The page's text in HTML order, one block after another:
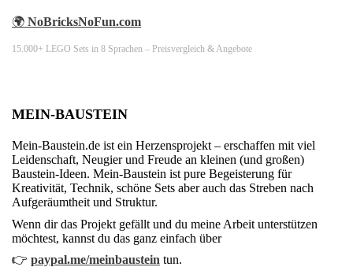
🌍 NoBricksNoFun.com
15.000+ LEGO Sets in 8 Sprachen – Preisvergleich & Angebote
MEIN-BAUSTEIN
Mein-Baustein.de ist ein Herzensprojekt – erschaffen mit viel
Leidenschaft, Neugier und Freude an kleinen (und großen)
Baustein-Ideen. Mein-Baustein ist pure Begeisterung für
Kreativität, Technik, schöne Sets aber auch das Streben nach
Aufgeräumtheit und Struktur.
Wenn dir das Projekt gefällt und du meine Arbeit unterstützen
möchtest, kannst du das ganz einfach über
👉 paypal.me/meinbaustein tun.